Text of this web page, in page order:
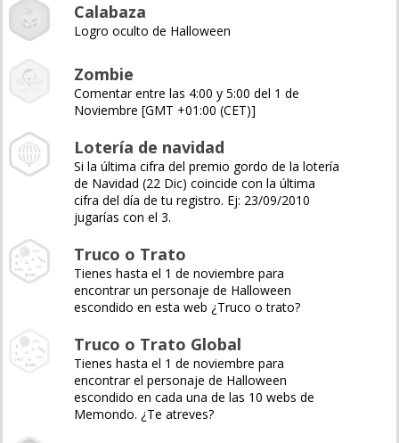
Calabaza
Logro oculto de Halloween
Zombie
Comentar entre las 4:00 y 5:00 del 1 de
Noviembre [GMT +01:00 (CET)]
Lotería de navidad
Si la última cifra del premio gordo de la lotería
de Navidad (22 Dic) coincide con la última
cifra del día de tu registro. Ej: 23/09/2010
jugarías con el 3.
Truco o Trato
Tienes hasta el 1 de noviembre para
encontrar un personaje de Halloween
escondido en esta web ¿Truco o trato?
Truco o Trato Global
Tienes hasta el 1 de noviembre para
encontrar el personaje de Halloween
escondido en cada una de las 10 webs de
Memondo. ¿Te atreves?